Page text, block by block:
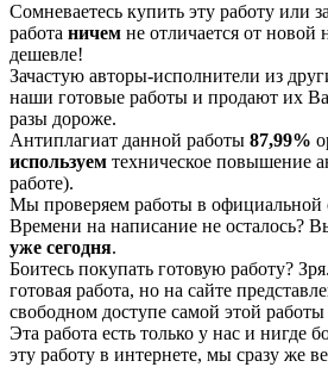
Сомневаетесь купить эту работу или
работа ничем не отличается от новой
дешевле!
Зачастую авторы-исполнители из
наши готовые работы и продают их
разы дороже.
Антиплагиат данной работы 87,99%
используем техническое повышение
работе).
Мы проверяем работы в официальной
Времени на написание не осталось?
уже сегодня.
Боитесь покупать готовую работу?
готовая работа, но на сайте
свободном доступе самой этой работы
Эта работа есть только у нас и нигде
эту работу в интернете, мы сразу же